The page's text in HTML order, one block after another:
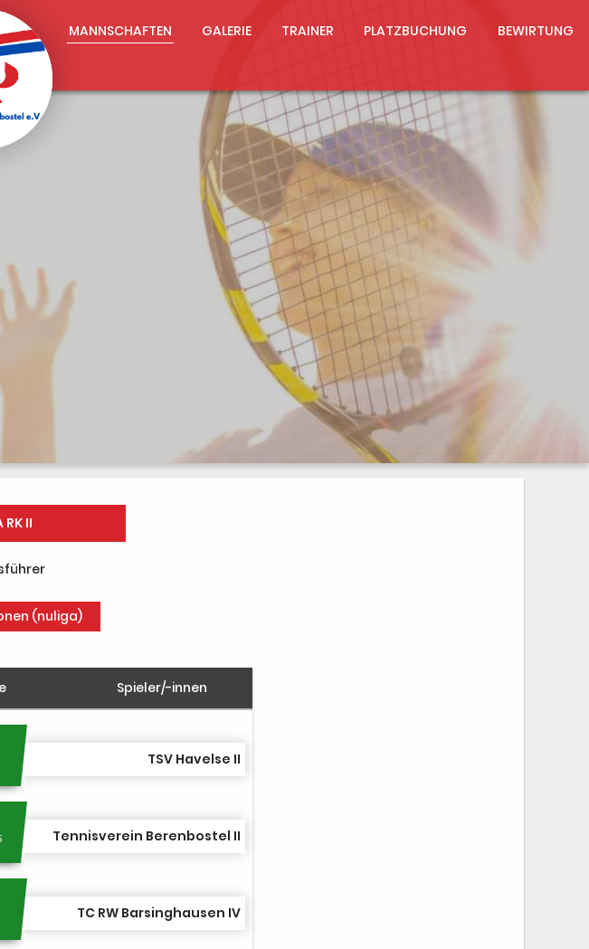
MANNSCHAFTEN GALERIE TRAINER PLATZBUCHUNG BEWIRTUNG
II
(nuliga)
Spieler/-innen
TSV Havelse II
Tennisverein Berenbostel II
TC RW Barsinghausen IV